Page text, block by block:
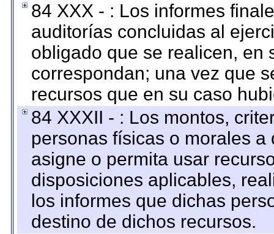
84 XXX - : Los informes
auditorías concluidas al
obligado que se realicen, en
correspondan; una vez que
recursos que en su caso
84 XXXII - : Los montos,
personas físicas o morales
asigne o permita usar
disposiciones aplicables,
los informes que dichas
destino de dichos recursos.